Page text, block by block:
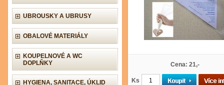
UBROUSKY A UBRUSY
OBALOVÉ MATERIÁLY
KOUPELNOVÉ A WC
DOPLŇKY
HYGIENA, SANITACE, ÚKLID
Cena: 21,-
Ks